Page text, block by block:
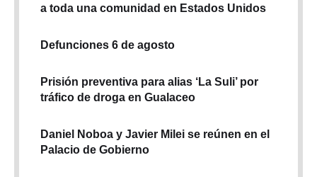
a toda una comunidad en Estados Unidos
Defunciones 6 de agosto
Prisión preventiva para alias ‘La Suli’ por
tráfico de droga en Gualaceo
Daniel Noboa y Javier Milei se reúnen en el
Palacio de Gobierno